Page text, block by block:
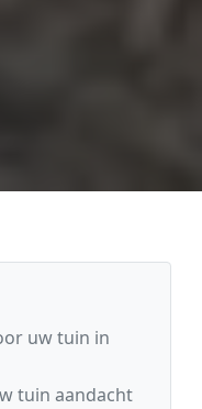
uw tuin in
tuin aandacht